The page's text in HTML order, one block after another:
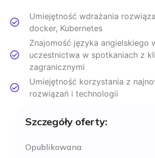
Umiejętność wdrażania
docker, Kubernetes
Znajomość języka angielskiego
uczestnictwa w spotkaniach z
zagranicznymi
Umiejętność korzystania z
rozwiązań i technologii
Szczegóły oferty:
Opublikowana: